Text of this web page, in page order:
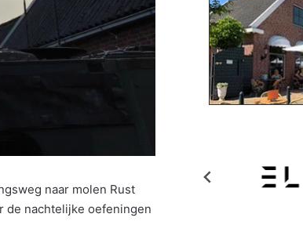
naar molen Rust
de nachtelijke oefeningen